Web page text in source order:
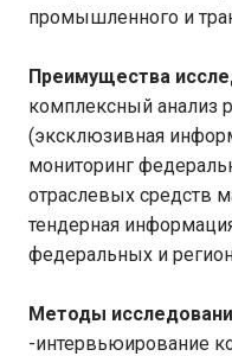
промышленного и
Преимущества
комплексный анализ
(эксклюзивная
мониторинг
отраслевых средств
тендерная
федеральных и
Методы
-интервьюирование